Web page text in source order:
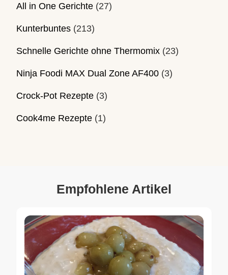
All in One Gerichte (27)
Kunterbuntes (213)
Schnelle Gerichte ohne Thermomix (23)
Ninja Foodi MAX Dual Zone AF400 (3)
Crock-Pot Rezepte (3)
Cook4me Rezepte (1)
Empfohlene Artikel